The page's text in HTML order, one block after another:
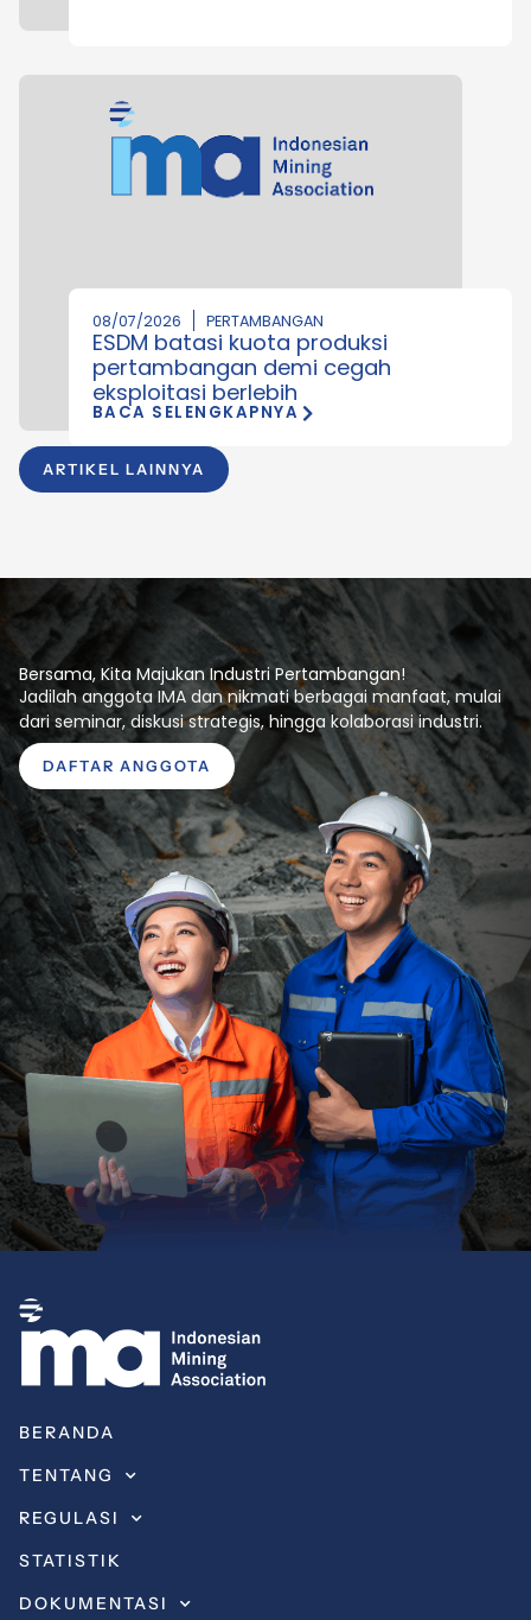
ARTIKEL LAINNYA
08/07/2026 PERTAMBANGAN
ESDM batasi kuota produksi
pertambangan demi cegah
eksploitasi berlebih
BACA SELENGKAPNYA
Bersama, Kita Majukan Industri Pertambangan!
Jadilah anggota IMA dan nikmati berbagai manfaat, mulai
dari seminar, diskusi strategis, hingga kolaborasi industri.
DAFTAR ANGGOTA
BERANDA
TENTANG
REGULASI
STATISTIK
DOKUMENTASI